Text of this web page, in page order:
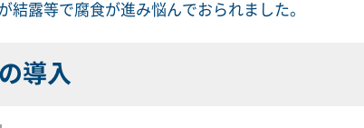
露等で腐食が進み悩んでおられました。
導入